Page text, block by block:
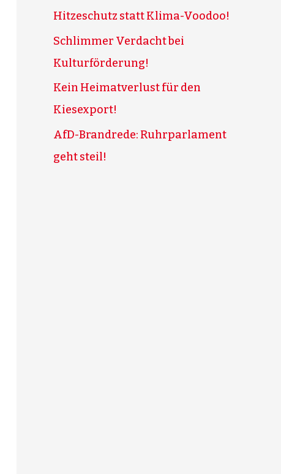
Hitzeschutz statt Klima-Voodoo!
Schlimmer Verdacht bei
Kulturförderung!
Kein Heimatverlust für den
Kiesexport!
AfD-Brandrede: Ruhrparlament
geht steil!